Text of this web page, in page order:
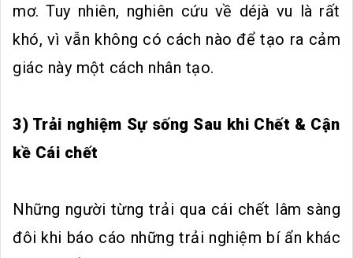
mơ. Tuy nhiên, nghiên cứu về déjà vu là rất
khó, vì vẫn không có cách nào để tạo ra cảm
giác này một cách nhân tạo.
3) Trải nghiệm Sự sống Sau khi Chết & Cận
kề Cái chết
Những người từng trải qua cái chết lâm sàng
đôi khi báo cáo những trải nghiệm bí ẩn khác